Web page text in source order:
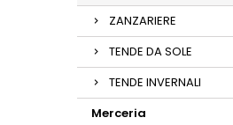
ZANZARIERE
TENDE DA SOLE
TENDE INVERNALI
Merceria